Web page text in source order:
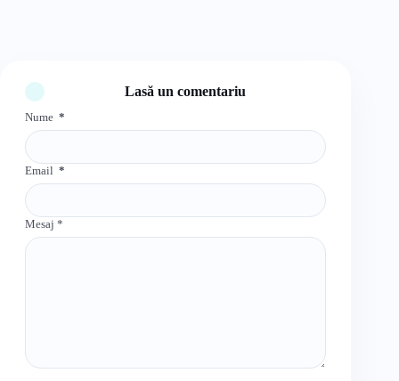
Lasă un comentariu
Nume *
Email *
Mesaj *